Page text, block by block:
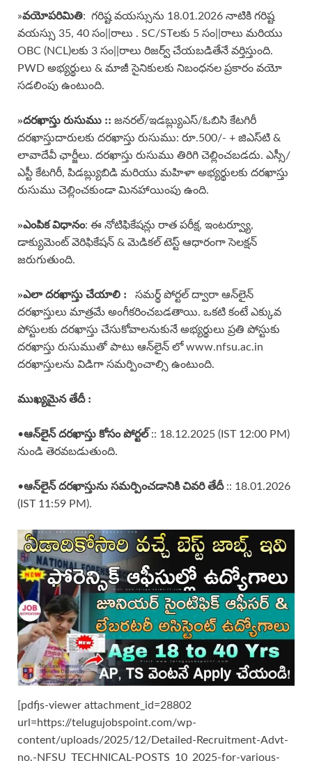
»వయోపరిమితి: గరిష్ట వయస్సును 18.01.2026 నాటికి గరిష్ట
వయస్సు 35, 40 సం||రాలు . SC/STలకు 5 సం||రాలు మరియు
OBC (NCL)లకు 3 సం||రాలు రిజర్వ్ చేయబడితేనే వర్తిస్తుంది.
PWD అభ్యర్థులు & మాజీ సైనికులకు నిబంధనల ప్రకారం వయో
సడలింపు ఉంటుంది.
»దరఖాస్తు రుసుము :: జనరల్/ఇడబ్ల్యుఎస్/ఓబిసి కేటగిరీ
దరఖాస్తుదారులకు దరఖాస్తు రుసుము: రూ.500/- + జిఎస్‌టి &
లావాదేవీ ఛార్జీలు. దరఖాస్తు రుసుము తిరిగి చెల్లించబడదు. ఎస్సీ/
ఎస్టీ కేటగిరీ, పిడబ్ల్యుబిడి మరియు మహిళా అభ్యర్థులకు దరఖాస్తు
రుసుము చెల్లించకుండా మినహాయింపు ఉంది.
»ఎంపిక విధానం: ఈ నోటిఫికేషన్లు రాత పరీక్ష, ఇంటర్వ్యూ,
డాక్యుమెంట్ వెరిఫికేషన్ & మెడికల్ టెస్ట్ ఆధారంగా సెలక్షన్
జరుగుతుంది.
»ఎలా దరఖాస్తు చేయాలి : సమర్థ్ పోర్టల్ ద్వారా ఆన్‌లైన్
దరఖాస్తులు మాత్రమే అంగీకరించబడతాయి. ఒకటి కంటే ఎక్కువ
పోస్టులకు దరఖాస్తు చేసుకోవాలనుకునే అభ్యర్థులు ప్రతి పోస్టుకు
దరఖాస్తు రుసుముతో పాటు ఆన్‌లైన్ లో www.nfsu.ac.in
దరఖాస్తులను విడిగా సమర్పించాల్సి ఉంటుంది.
ముఖ్యమైన తేదీ :
•ఆన్‌లైన్ దరఖాస్తు కోసం పోర్టల్:: 18.12.2025 (IST 12:00 PM)
నుండి తెరవబడుతుంది.
•ఆన్‌లైన్ దరఖాస్తును సమర్పించడానికి చివరి తేదీ:: 18.01.2026
(IST 11:59 PM).
[pdfjs-viewer attachment_id=28802
url=https://telugujobspoint.com/wp-
content/uploads/2025/12/Detailed-Recruitment-Advt-
no.-NFSU_TECHNICAL-POSTS_10_2025-for-various-